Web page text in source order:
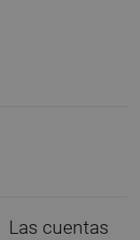
Las cuentas